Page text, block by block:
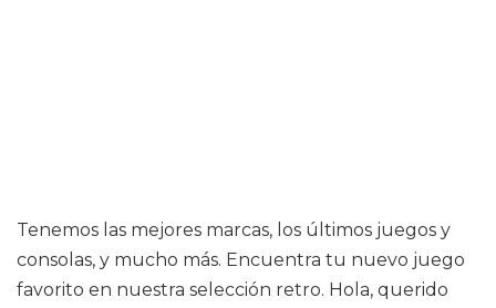
Tenemos las mejores marcas, los últimos juegos y
consolas, y mucho más. Encuentra tu nuevo juego
favorito en nuestra selección retro. Hola, querido